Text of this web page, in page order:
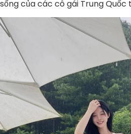
sống của các cô gái Trung